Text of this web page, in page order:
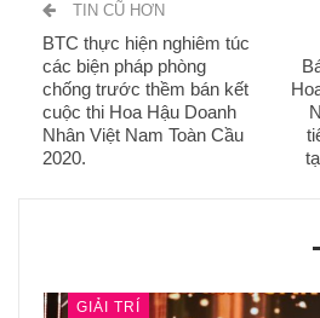
TIN CŨ HƠN
BTC thực hiện nghiêm túc
các biện pháp phòng
chống trước thềm bán kết
cuộc thi Hoa Hậu Doanh
Nhân Việt Nam Toàn Cầu
2020.
GIẢI TRÍ